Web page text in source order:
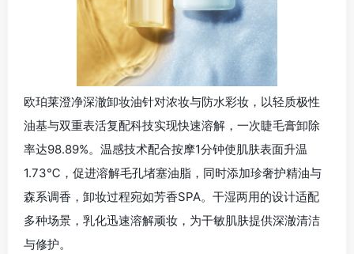
欧珀莱澄净深澈卸妆油针对浓妆与防水彩妆，以轻质极性
油基与双重表活复配科技实现快速溶解，一次睫毛膏卸除
率达98.89%。温感技术配合按摩1分钟使肌肤表面升温
1.73℃ ，促进溶解毛孔堵塞油脂，同时添加珍奢护精油与
森系调香，卸妆过程宛如芳香SPA。干湿两用的设计适配
多种场景，乳化迅速溶解顽妆，为干敏肌肤提供深澈清洁
与修护。